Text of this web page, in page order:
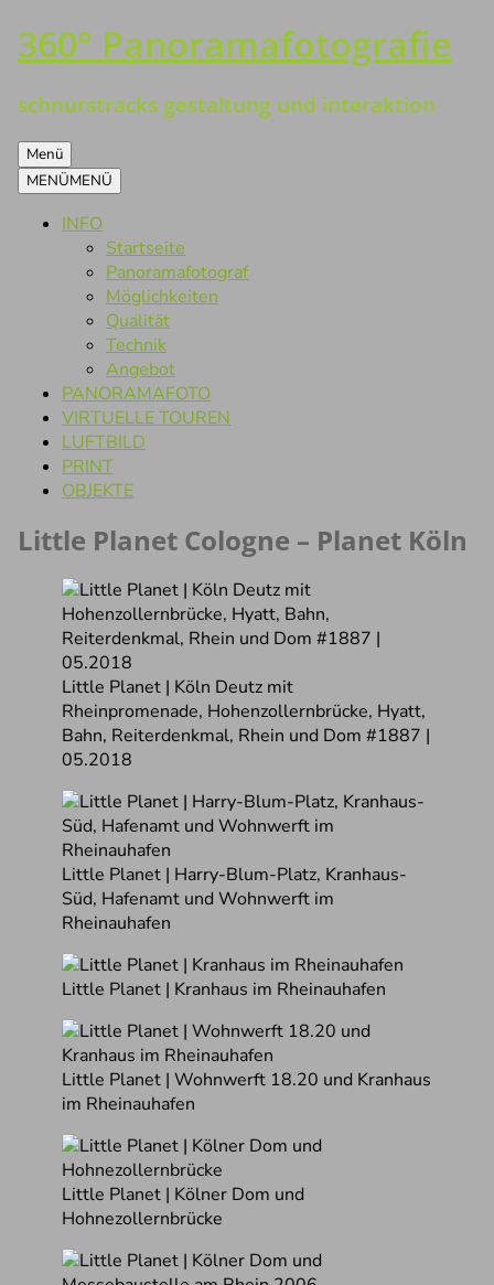
Zum
Inhalt
360° Panoramafotografie
schnurstracks gestaltung und interaktion
Menü
MENÜMENÜ
INFO
Startseite
Panoramafotograf
Möglichkeiten
Qualität
Technik
Angebot
PANORAMAFOTO
VIRTUELLE TOUREN
LUFTBILD
PRINT
OBJEKTE
Little Planet Cologne – Planet Köln
Little Planet | Köln Deutz mit
Rheinpromenade, Hohenzollernbrücke, Hyatt,
Bahn, Reiterdenkmal, Rhein und Dom #1887 |
05.2018
Little Planet | Harry-Blum-Platz, Kranhaus-
Süd, Hafenamt und Wohnwerft im
Rheinauhafen
Little Planet | Kranhaus im Rheinauhafen
Little Planet | Wohnwerft 18.20 und Kranhaus
im Rheinauhafen
Little Planet | Kölner Dom und
Hohnezollernbrücke